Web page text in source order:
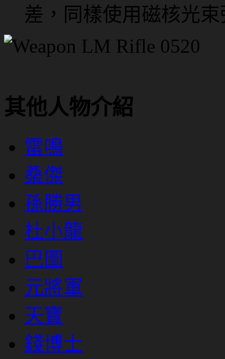
差，同樣使用磁核光
其他人物介紹
雷鳴
桑傑
孫勝男
杜小龍
巴圖
元將軍
天寶
錢博士